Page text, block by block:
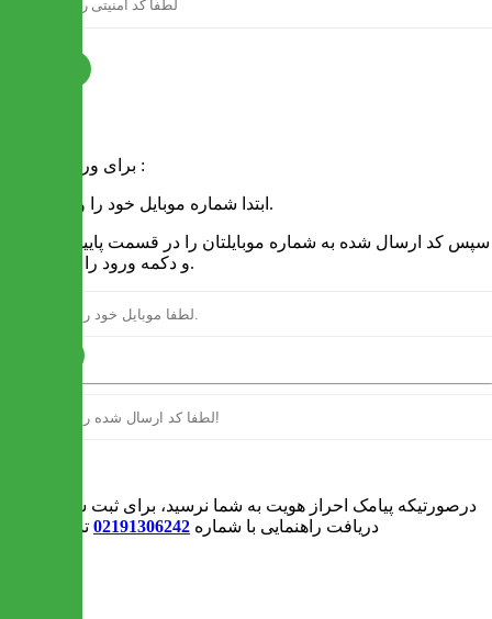
برای ورود به سایت :
1 - ابتدا شماره موبایل خود را وارد کنید.
و دکمه ورود را انتخاب کنید.
درصورتیکه پیامک احراز هویت به شما نرسید، برای ثبت سفارش و یا
دریافت راهنمایی با شماره 02191306242 تماس بگیرید